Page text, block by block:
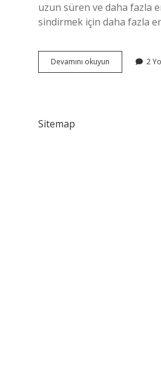
uzun süren ve daha fazla
sindirmek için daha fazla
Devamını okuyun
Nasil
2
Sitemap